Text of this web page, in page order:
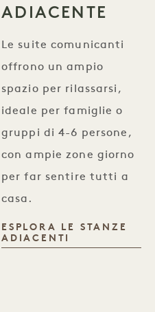
ADIACENTE
Le suite comunicanti
offrono un ampio
spazio per rilassarsi,
ideale per famiglie o
gruppi di 4-6 persone,
con ampie zone giorno
per far sentire tutti a
casa.
ESPLORA LE STANZE
ADIACENTI